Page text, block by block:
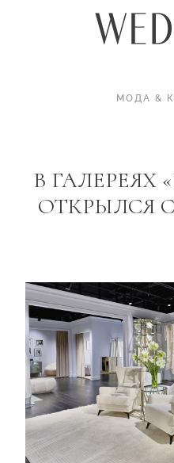
МОДА &
В ГАЛЕРЕЯХ
ОТКРЫЛСЯ